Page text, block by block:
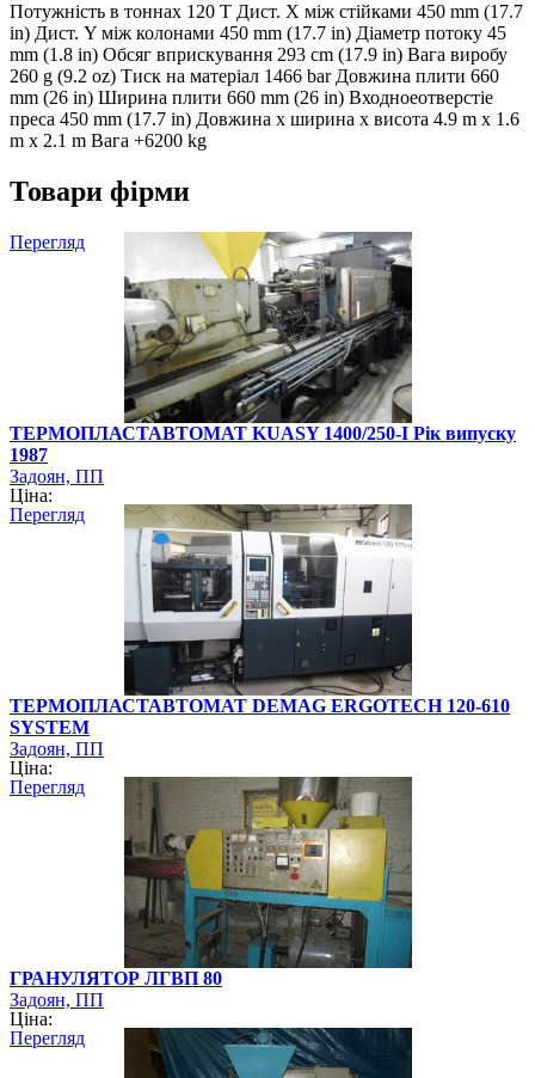
Потужність в тоннах 120 T Дист. X між стійками 450 mm (17.7
in) Дист. Y між колонами 450 mm (17.7 in) Діаметр потоку 45
mm (1.8 in) Обсяг вприскування 293 cm (17.9 in) Вага виробу
260 g (9.2 oz) Тиск на матеріал 1466 bar Довжина плити 660
mm (26 in) Ширина плити 660 mm (26 in) Входноеотверстіе
преса 450 mm (17.7 in) Довжина х ширина х висота 4.9 m х 1.6
m х 2.1 m Вага +6200 kg
Товари фірми
Перегляд
ТЕРМОПЛАСТАВТОМАТ KUASY 1400/250-I Рік випуску
1987
Задоян, ПП
Ціна:
Перегляд
ТЕРМОПЛАСТАВТОМАТ DEMAG ERGOTECH 120-610
SYSTEM
Задоян, ПП
Ціна:
Перегляд
ГРАНУЛЯТОР ЛГВП 80
Задоян, ПП
Ціна:
Перегляд